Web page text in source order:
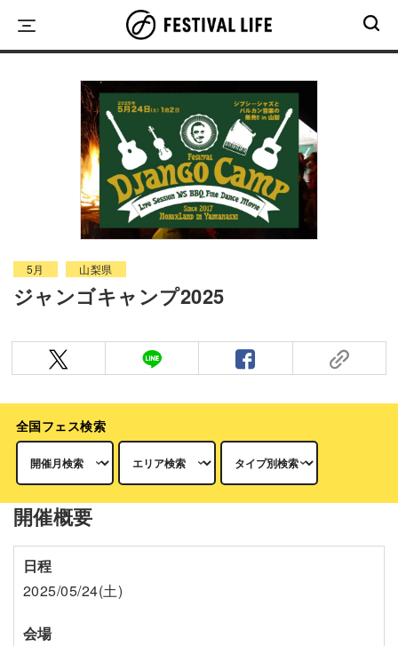
content
5月 山梨県
ジャンゴキャンプ2025
全国フェス検索
開催概要
日程
2025/05/24(土)
会場